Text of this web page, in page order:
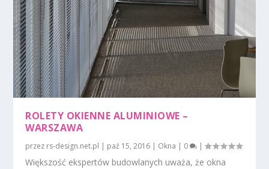
ROLETY OKIENNE ALUMINIOWE –
WARSZAWA
przez rs-design.net.pl | paź 15, 2016 | Okna | 0 |
Większość ekspertów budowlanych uważa, że okna